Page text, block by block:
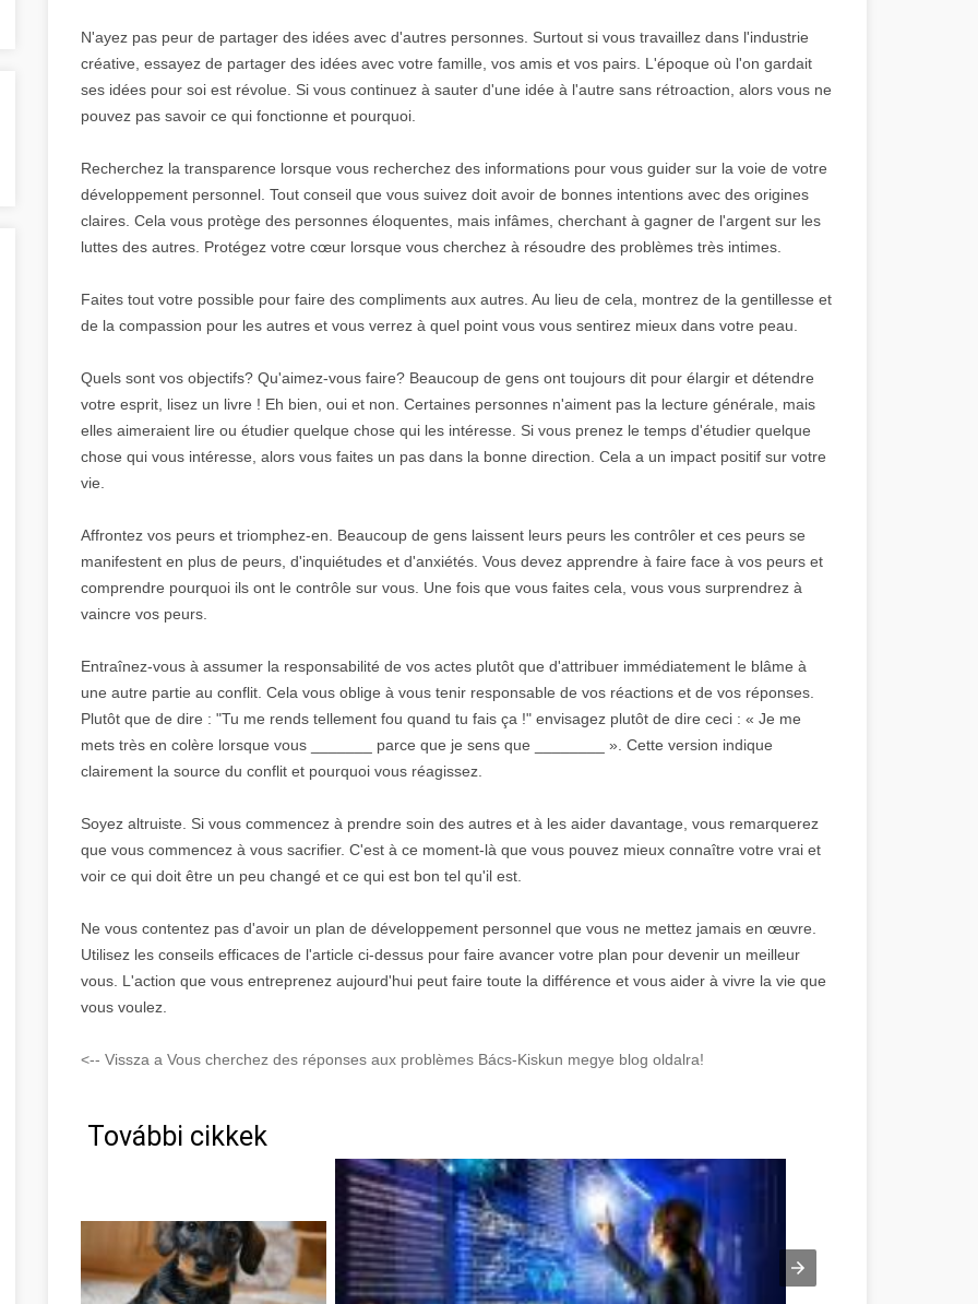
N'ayez pas peur de partager des idées avec d'autres personnes. Surtout si vous travaillez dans l'industrie
créative, essayez de partager des idées avec votre famille, vos amis et vos pairs. L'époque où l'on gardait
ses idées pour soi est révolue. Si vous continuez à sauter d'une idée à l'autre sans rétroaction, alors vous ne
pouvez pas savoir ce qui fonctionne et pourquoi.
Recherchez la transparence lorsque vous recherchez des informations pour vous guider sur la voie de votre
développement personnel. Tout conseil que vous suivez doit avoir de bonnes intentions avec des origines
claires. Cela vous protège des personnes éloquentes, mais infâmes, cherchant à gagner de l'argent sur les
luttes des autres. Protégez votre cœur lorsque vous cherchez à résoudre des problèmes très intimes.
Faites tout votre possible pour faire des compliments aux autres. Au lieu de cela, montrez de la gentillesse et
de la compassion pour les autres et vous verrez à quel point vous vous sentirez mieux dans votre peau.
Quels sont vos objectifs? Qu'aimez-vous faire? Beaucoup de gens ont toujours dit pour élargir et détendre
votre esprit, lisez un livre ! Eh bien, oui et non. Certaines personnes n'aiment pas la lecture générale, mais
elles aimeraient lire ou étudier quelque chose qui les intéresse. Si vous prenez le temps d'étudier quelque
chose qui vous intéresse, alors vous faites un pas dans la bonne direction. Cela a un impact positif sur votre
vie.
Affrontez vos peurs et triomphez-en. Beaucoup de gens laissent leurs peurs les contrôler et ces peurs se
manifestent en plus de peurs, d'inquiétudes et d'anxiétés. Vous devez apprendre à faire face à vos peurs et
comprendre pourquoi ils ont le contrôle sur vous. Une fois que vous faites cela, vous vous surprendrez à
vaincre vos peurs.
Entraînez-vous à assumer la responsabilité de vos actes plutôt que d'attribuer immédiatement le blâme à
une autre partie au conflit. Cela vous oblige à vous tenir responsable de vos réactions et de vos réponses.
Plutôt que de dire : "Tu me rends tellement fou quand tu fais ça !" envisagez plutôt de dire ceci : « Je me
mets très en colère lorsque vous _______ parce que je sens que ________ ». Cette version indique
clairement la source du conflit et pourquoi vous réagissez.
Soyez altruiste. Si vous commencez à prendre soin des autres et à les aider davantage, vous remarquerez
que vous commencez à vous sacrifier. C'est à ce moment-là que vous pouvez mieux connaître votre vrai et
voir ce qui doit être un peu changé et ce qui est bon tel qu'il est.
Ne vous contentez pas d'avoir un plan de développement personnel que vous ne mettez jamais en œuvre.
Utilisez les conseils efficaces de l'article ci-dessus pour faire avancer votre plan pour devenir un meilleur
vous. L'action que vous entreprenez aujourd'hui peut faire toute la différence et vous aider à vivre la vie que
vous voulez.
<-- Vissza a Vous cherchez des réponses aux problèmes Bács-Kiskun megye blog oldalra!
További cikkek